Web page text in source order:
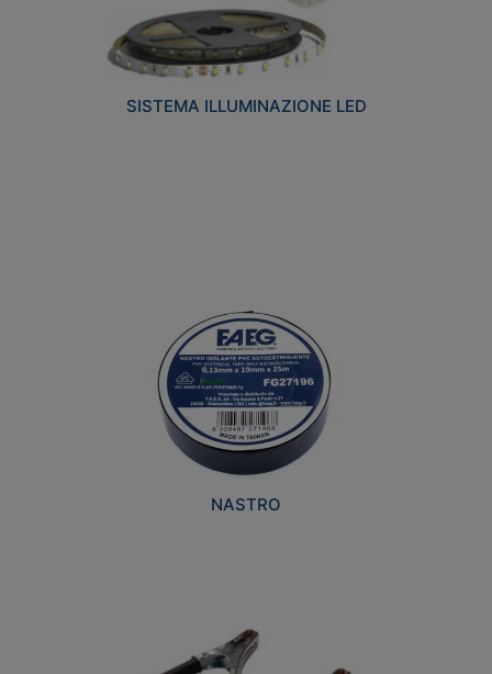
SISTEMA ILLUMINAZIONE LED
NASTRO